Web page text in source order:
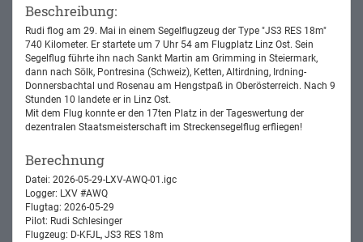
Beschreibung:
Rudi flog am 29. Mai in einem Segelflugzeug der Type "JS3 RES 18m"
740 Kilometer. Er startete um 7 Uhr 54 am Flugplatz Linz Ost. Sein
Segelflug führte ihn nach Sankt Martin am Grimming in Steiermark,
dann nach Sölk, Pontresina (Schweiz), Ketten, Altirdning, Irdning-
Donnersbachtal und Rosenau am Hengstpaß in Oberösterreich. Nach 9
Stunden 10 landete er in Linz Ost.
Mit dem Flug konnte er den 17ten Platz in der Tageswertung der
dezentralen Staatsmeisterschaft im Streckensegelflug erfliegen!
Berechnung
Datei: 2026-05-29-LXV-AWQ-01.igc
Logger: LXV #AWQ
Flugtag: 2026-05-29
Pilot: Rudi Schlesinger
Flugzeug: D-KFJL, JS3 RES 18m